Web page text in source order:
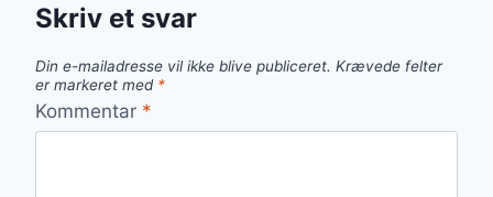
Skriv et svar
Din e-mailadresse vil ikke blive publiceret. Krævede felter
er markeret med *
Kommentar *